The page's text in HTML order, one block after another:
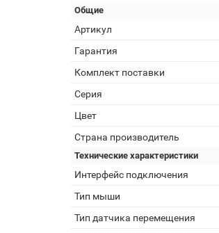
Общие
Артикул
Гарантия
Комплект поставки
Серия
Цвет
Страна производитель
Технические характеристики
Интерфейс подключения
Тип мыши
Тип датчика перемещения